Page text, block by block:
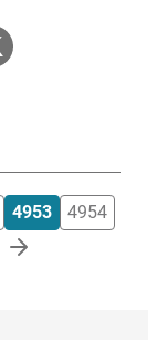
4953
4954